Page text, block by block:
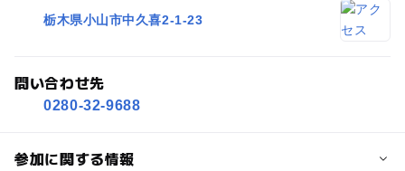
栃木県小山市中久喜2-1-23
問い合わせ先
0280-32-9688
参加に関する情報